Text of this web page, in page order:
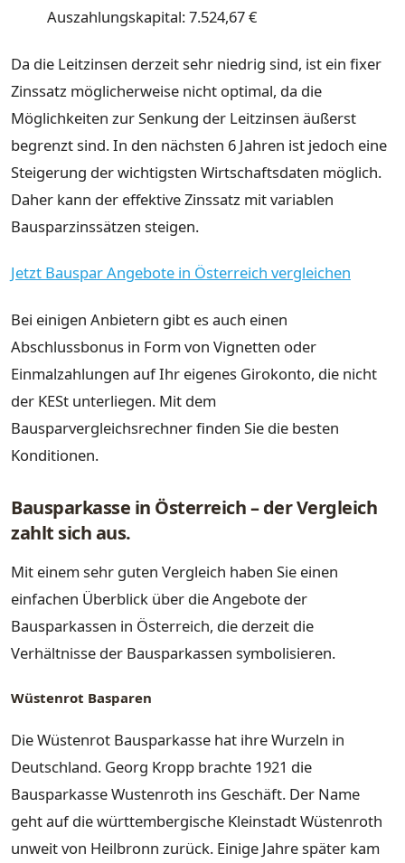
Auszahlungskapital: 7.524,67 €
Da die Leitzinsen derzeit sehr niedrig sind, ist ein fixer
Zinssatz möglicherweise nicht optimal, da die
Möglichkeiten zur Senkung der Leitzinsen äußerst
begrenzt sind. In den nächsten 6 Jahren ist jedoch eine
Steigerung der wichtigsten Wirtschaftsdaten möglich.
Daher kann der effektive Zinssatz mit variablen
Bausparzinssätzen steigen.
Jetzt Bauspar Angebote in Österreich vergleichen
Bei einigen Anbietern gibt es auch einen
Abschlussbonus in Form von Vignetten oder
Einmalzahlungen auf Ihr eigenes Girokonto, die nicht
der KESt unterliegen. Mit dem
Bausparvergleichsrechner finden Sie die besten
Konditionen.
Bausparkasse in Österreich – der Vergleich
zahlt sich aus.
Mit einem sehr guten Vergleich haben Sie einen
einfachen Überblick über die Angebote der
Bausparkassen in Österreich, die derzeit die
Verhältnisse der Bausparkassen symbolisieren.
Wüstenrot Basparen
Die Wüstenrot Bausparkasse hat ihre Wurzeln in
Deutschland. Georg Kropp brachte 1921 die
Bausparkasse Wustenroth ins Geschäft. Der Name
geht auf die württembergische Kleinstadt Wüstenroth
unweit von Heilbronn zurück. Einige Jahre später kam